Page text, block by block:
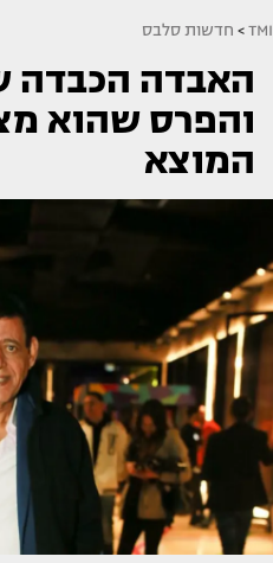
TMI
> חדשות סלבס
האבדה הכבדה
והפרס שהוא
המוצא